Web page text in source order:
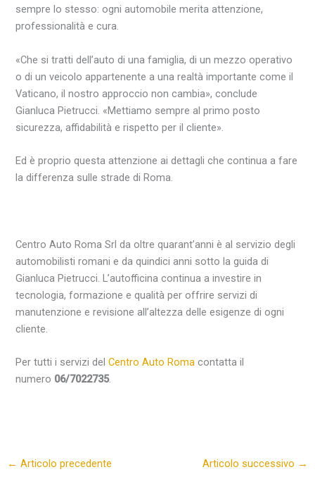
sempre lo stesso: ogni automobile merita attenzione,
professionalità e cura.
«Che si tratti dell’auto di una famiglia, di un mezzo operativo
o di un veicolo appartenente a una realtà importante come il
Vaticano, il nostro approccio non cambia», conclude
Gianluca Pietrucci. «Mettiamo sempre al primo posto
sicurezza, affidabilità e rispetto per il cliente».
Ed è proprio questa attenzione ai dettagli che continua a fare
la differenza sulle strade di Roma.
Centro Auto Roma Srl da oltre quarant’anni è al servizio degli
automobilisti romani e da quindici anni sotto la guida di
Gianluca Pietrucci. L’autofficina continua a investire in
tecnologia, formazione e qualità per offrire servizi di
manutenzione e revisione all’altezza delle esigenze di ogni
cliente.
Per tutti i servizi delCentro Auto Roma contatta il
numero 06/7022735.
← Articolo precedente Articolo successivo →